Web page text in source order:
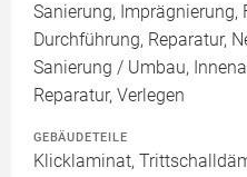
Sanierung,
Durchführung, Reparatur,
Sanierung / Umbau,
Reparatur, Verlegen
GEBÄUDETEILE
Klicklaminat,